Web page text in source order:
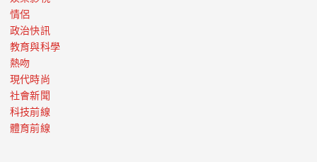
情侶
政治快訊
教育與科學
熱吻
現代時尚
社會新聞
科技前線
體育前線